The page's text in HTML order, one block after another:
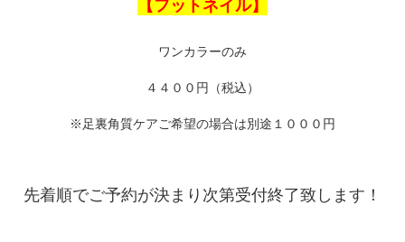
【フットネイル】
ワンカラーのみ
４４００円（税込）
※足裏角質ケアご希望の場合は別途１０００円
先着順でご予約が決まり次第受付終了致します！